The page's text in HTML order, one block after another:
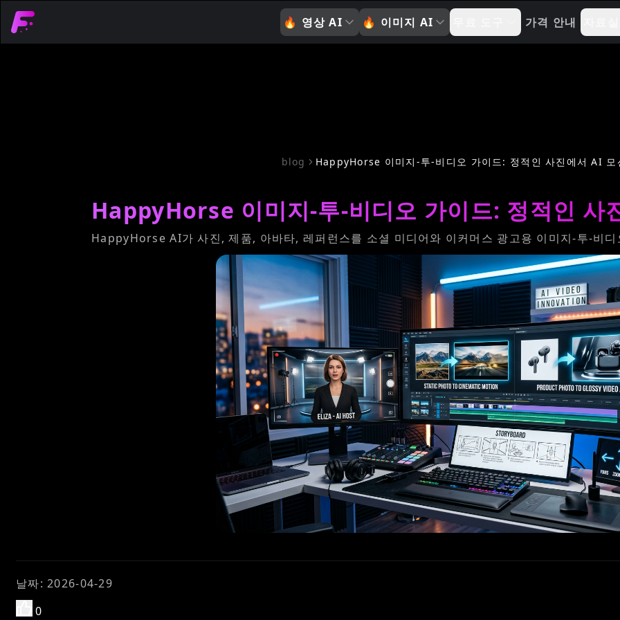
🔥 영상 AI 🔥 이미지 AI 가격 안내
blog HappyHorse 이미지-투-비디오 가이드: 정적인 사진에서 AI 모
HappyHorse 이미지-투-비디오 가이드: 정적인 사
HappyHorse AI가 사진, 제품, 아바타, 레퍼런스를 소셜 미디어와 이커머스 광고용 이미지-투-비
날짜:2026-04-29
0